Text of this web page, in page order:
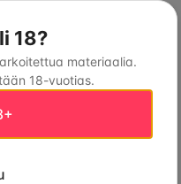
18?
materiaalia.
18-vuotias.